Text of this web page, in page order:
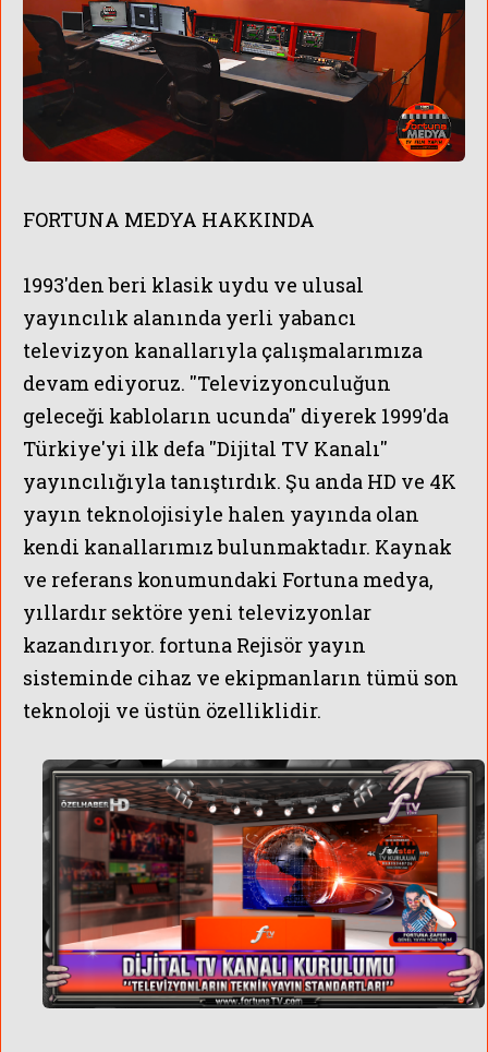
FORTUNA MEDYA HAKKINDA
1993'den beri klasik uydu ve ulusal
yayıncılık alanında yerli yabancı
televizyon kanallarıyla çalışmalarımıza
devam ediyoruz. ''Televizyonculuğun
geleceği kabloların ucunda'' diyerek 1999'da
Türkiye'yi ilk defa ''Dijital TV Kanalı''
yayıncılığıyla tanıştırdık. Şu anda HD ve 4K
yayın teknolojisiyle halen yayında olan
kendi kanallarımız bulunmaktadır. Kaynak
ve referans konumundaki Fortuna medya,
yıllardır sektöre yeni televizyonlar
kazandırıyor. fortuna Rejisör yayın
sisteminde cihaz ve ekipmanların tümü son
teknoloji ve üstün özelliklidir.